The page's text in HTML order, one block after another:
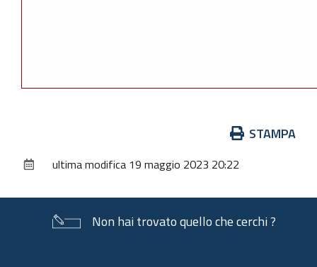
documento
STAMPA
ultima modifica 19 maggio 2023 20:22
Non hai trovato quello che cerchi ?